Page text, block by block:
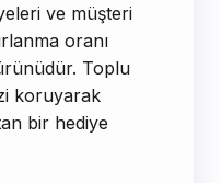
ve müşteri
oranı
Toplu
koruyarak
bir hediye